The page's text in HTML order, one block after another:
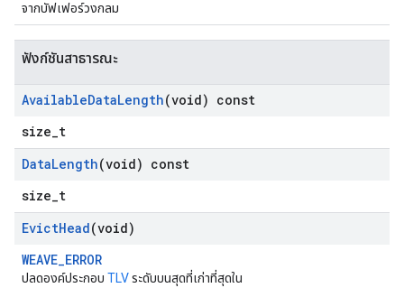
จากบัฟเฟอร์วงกลม
ฟังก์ชันสาธารณะ
AvailableDataLength(void) const
size_t
DataLength(void) const
size_t
EvictHead(void)
WEAVE_ERROR
ปลดองค์ประกอบ TLVระดับบนสุดที่เก่าที่สุดใน